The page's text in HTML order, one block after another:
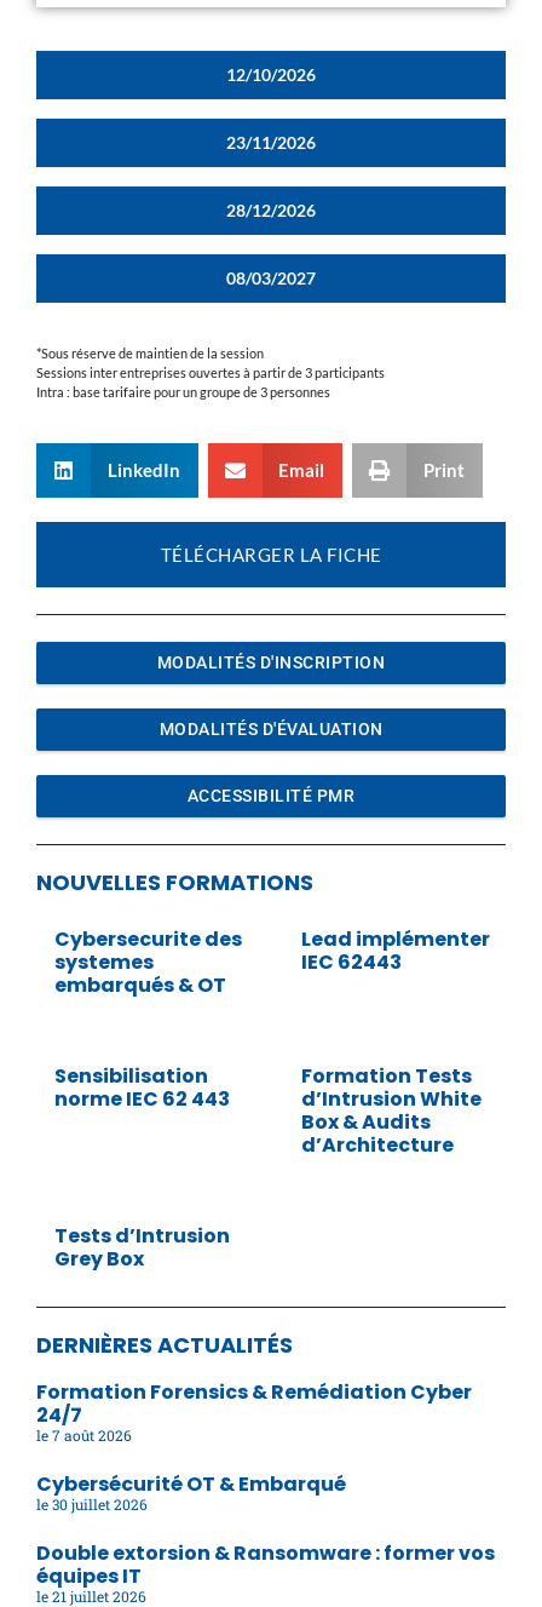
12/10/2026
23/11/2026
28/12/2026
08/03/2027
*Sous réserve de maintien de la session
Sessions inter entreprises ouvertes à partir de 3 participants
Intra : base tarifaire pour un groupe de 3 personnes
LinkedIn Email Print
TÉLÉCHARGER LA FICHE
MODALITÉS D'INSCRIPTION
MODALITÉS D'ÉVALUATION
ACCESSIBILITÉ PMR
NOUVELLES FORMATIONS
Cybersecurite des
systemes
embarqués & OT
Lead implémenter
IEC 62443
Sensibilisation
norme IEC 62 443
Formation Tests
d’Intrusion White
Box & Audits
d’Architecture
Tests d’Intrusion
Grey Box
DERNIÈRES ACTUALITÉS
Formation Forensics & Remédiation Cyber
24/7
7 août 2026
Cybersécurité OT & Embarqué
30 juillet 2026
Double extorsion & Ransomware : former vos
équipes IT
21 juillet 2026